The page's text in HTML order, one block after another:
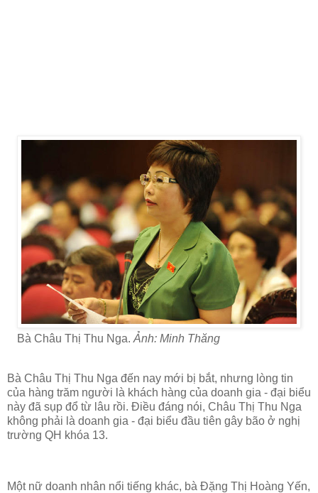
Bà Châu Thị Thu Nga. Ảnh: Minh Thăng
Bà Châu Thị Thu Nga đến nay mới bị bắt, nhưng lòng tin
của hàng trăm người là khách hàng của doanh gia - đại biểu
này đã sụp đổ từ lâu rồi. Điều đáng nói, Châu Thị Thu Nga
không phải là doanh gia - đại biểu đầu tiên gây bão ở nghị
trường QH khóa 13.
Một nữ doanh nhân nổi tiếng khác, bà Đặng Thị Hoàng Yến,